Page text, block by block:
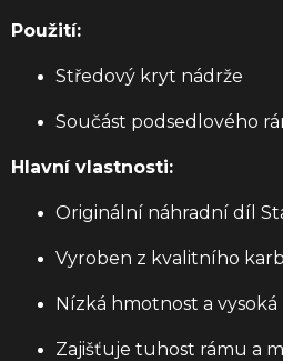
Použití:
Středový kryt nádrže
Součást podsedlového
Hlavní vlastnosti:
Originální náhradní díl
Vyroben z kvalitního
Nízká hmotnost a vysoká
Zajišťuje tuhost rámu a